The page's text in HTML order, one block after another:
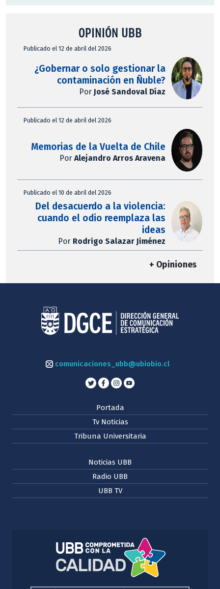
OPINIÓN UBB
Publicado el 12 de abril del 2026
¿Gobernar o solo gestionar la
contaminación en Ñuble?
Por José Sandoval Díaz
Publicado el 12 de abril del 2026
Memorias de la Vuelta de Chile
PorAlejandro Arros Aravena
Publicado el 10 de abril del 2026
Del desacuerdo a la violencia:
cuando el odio reemplaza las
ideas
Por Rodrigo Salazar Jiménez
+ Opiniones
comunicaciones_ubb@ubiobio.cl
Portada
Tv Noticias
Tribuna Universitaria
Noticias UBB
Radio UBB
UBB TV